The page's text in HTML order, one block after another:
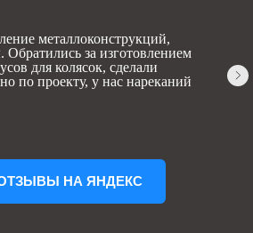
металлоконструкций,
за изготовлением
для колясок, сделали
по проекту, у нас нареканий
НА ЯНДЕКС